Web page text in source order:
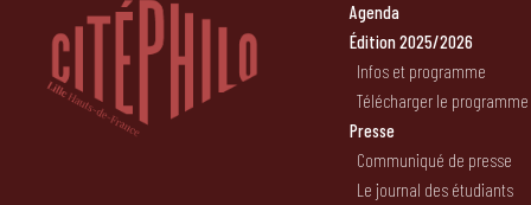
Agenda
Édition 2025/2026
Infos et programme
Télécharger le programme
Presse
Communiqué de presse
Le journal des étudiants